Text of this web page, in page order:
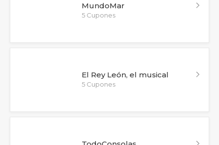
MundoMar
5 Cupones
El Rey León, el musical
5 Cupones